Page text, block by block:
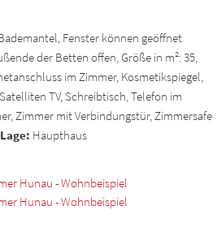
Fenster können geöffnet
der Betten offen, Größe in m²: 35,
im Zimmer, Kosmetikspiegel,
TV, Schreibtisch, Telefon im
Zimmer mit Verbindungstür, Zimmersafe
Lage: Haupthaus